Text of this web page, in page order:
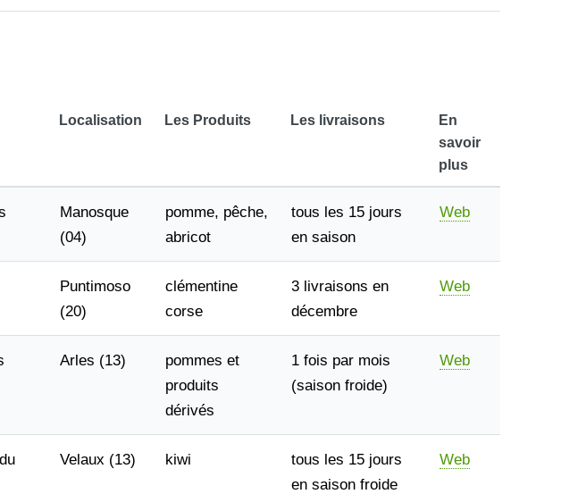
Localisation Les Produits Les livraisons
En
savoir
plus
Manosque
(04)
pomme, pêche,
abricot
tous les 15 jours
en saison
Web
Puntimoso
(20)
clémentine
corse
3 livraisons en
décembre
Web
Arles (13)
pommes et
produits
dérivés
1 fois par mois
(saison froide)
Web
Velaux (13) kiwi
tous les 15 jours
en saison froide
Web